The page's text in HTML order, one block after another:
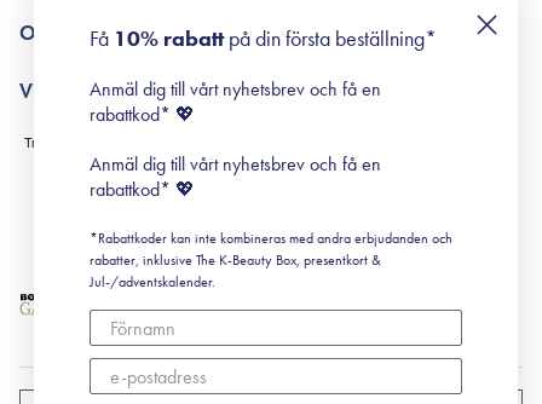
Retinol för nybörjare
Om Surisuri
Black Friday
Villkor
Leverans & Retur
Köpvillkor
Prenumerationsvillkor
Cookiepolicy
Få 10% rabattpå din första beställning*
Anmäl dig till vårt nyhetsbrev och få en
rabattkod* 💖
Anmäl dig till vårt nyhetsbrev och få en
rabattkod* 💖
*Rabattkoder kan inte kombineras med andra erbjudanden och
rabatter, inklusive The K-Beauty Box, presentkort &
Jul-/adventskalender.